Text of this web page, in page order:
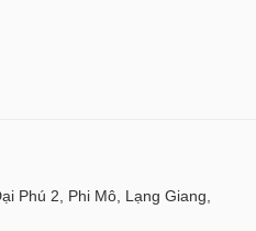
Phú 2, Phi Mô, Lạng Giang,